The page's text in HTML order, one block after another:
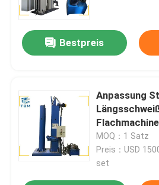
Bestpreis
Anpassung
Flachmachine
MOQ：1 Satz
Preis：USD
set